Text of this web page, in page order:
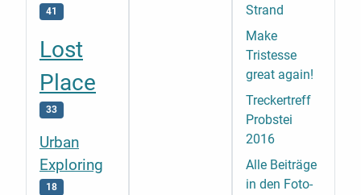
41
Lost
Place
33
Urban
Exploring
18
Strand
Make
Tristesse
great again!
Treckertreff
Probstei
2016
Alle Beiträge
in den Foto-